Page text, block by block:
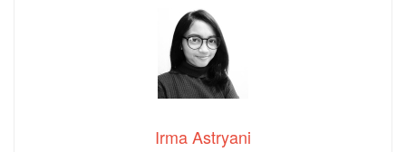
Irma Astryani